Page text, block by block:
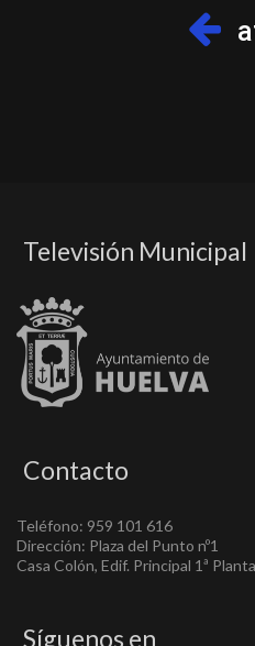
Televisión Municipal
Contacto
Teléfono: 959 101 616
Dirección: Plaza del Punto nº1
Casa Colón, Edif. Principal 1ª
Síguenos en